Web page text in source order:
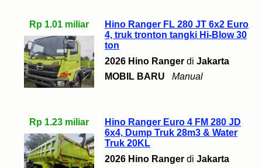
Rp 1.01 miliar
Hino Ranger FL 280 JT 6x2 Euro
4, truk tronton tangki Hi-Blow 30
ton
2026 Hino Ranger di Jakarta
MOBIL BARU
Manual
Rp 1.23 miliar
Hino Ranger Euro 4 FM 280 JD
6x4, Dump Truk 28m3 & Water
Truk 20KL
2026 Hino Ranger di Jakarta